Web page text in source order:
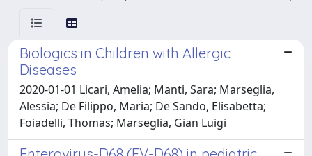
Biologics in Children with Allergic
Diseases
2020-01-01 Licari, Amelia; Manti, Sara; Marseglia,
Alessia; De Filippo, Maria; De Sando, Elisabetta;
Foiadelli, Thomas; Marseglia, Gian Luigi